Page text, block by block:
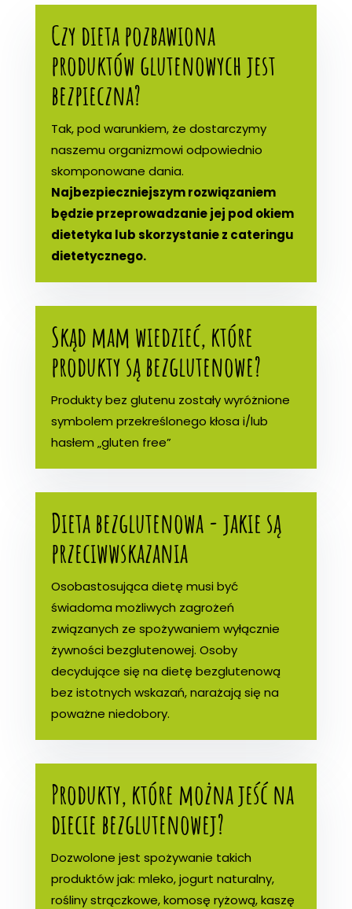
Czy dieta pozbawiona
produktów glutenowych jest
bezpieczna?
Tak, pod warunkiem, że dostarczymy
naszemu organizmowi odpowiednio
skomponowane dania.
Najbezpieczniejszym rozwiązaniem
będzie przeprowadzanie jej pod okiem
dietetyka lub skorzystanie z cateringu
dietetycznego.
Skąd mam wiedzieć, które
produkty są bezglutenowe?
Produkty bez glutenu zostały wyróżnione
symbolem przekreślonego kłosa i/lub
hasłem „gluten free”
Dieta bezglutenowa - jakie są
przeciwwskazania
Osobastosująca dietę musi być
świadoma możliwych zagrożeń
związanych ze spożywaniem wyłącznie
żywności bezglutenowej. Osoby
decydujące się na dietę bezglutenową
bez istotnych wskazań, narażają się na
poważne niedobory.
Produkty, które można jeść na
diecie bezglutenowej?
Dozwolone jest spożywanie takich
produktów jak: mleko, jogurt naturalny,
rośliny strączkowe, komosę ryżową, kaszę